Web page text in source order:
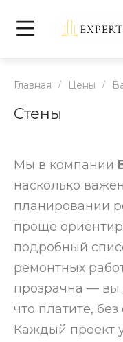
Главная / Цены /
Стены
Мы в компании
насколько
планировании
проще
подробный
ремонтных
прозрачна — вы
что платите,
Каждый проект